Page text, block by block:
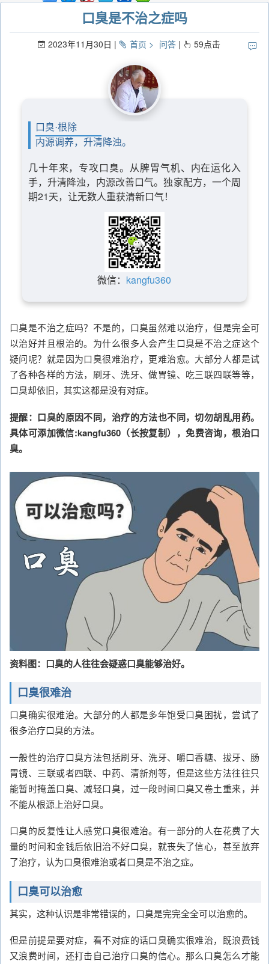
口臭是不治之症吗
2023年11月30日 首页 问答 59点击
口臭·根除
内源调养，升清降浊。
几十年来，专攻口臭。从脾胃气机、内在运化入
手，升清降浊，内源改善口气。独家配方，一个周
期21天，让无数人重获清新口气！
微信： kangfu360
口臭是不治之症吗？不是的，口臭虽然难以治疗，但是完全可
以治好并且根治的。为什么很多人会产生口臭是不治之症这个
疑问呢？就是因为口臭很难治疗，更难治愈。大部分人都是试
了各种各样的方法，刷牙、洗牙、做胃镜、吃三联四联等等，
口臭却依旧，其实这都是没有对症。
提醒：口臭的原因不同，治疗的方法也不同，切勿胡乱用药。
具体可添加微信:kangfu360（长按复制），免费咨询，根治口
臭。
资料图：口臭的人往往会疑惑口臭能够治好。
口臭很难治
口臭确实很难治。大部分的人都是多年饱受口臭困扰，尝试了
很多治疗口臭的方法。
一般性的治疗口臭方法包括刷牙、洗牙、嚼口香糖、拔牙、肠
胃镜、三联或者四联、中药、清新剂等，但是这些方法往往只
能暂时掩盖口臭、减轻口臭，过一段时间口臭又卷土重来，并
不能从根源上治好口臭。
口臭的反复性让人感觉口臭很难治。有一部分的人在花费了大
量的时间和金钱后依旧治不好口臭，就丧失了信心，甚至放弃
了治疗，认为口臭很难治或者口臭是不治之症。
口臭可以治愈
其实，这种认识是非常错误的，口臭是完完全全可以治愈的。
但是前提是要对症，看不对症的话口臭确实很难治，既浪费钱
又浪费时间，还打击自己治疗口臭的信心。那么口臭怎么才能